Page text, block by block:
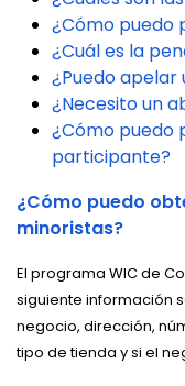
¿Cómo puedo
¿Cuál es la
¿Puedo apelar
¿Necesito un
¿Cómo puedo
participante?
¿Cómo puedo
minoristas?
El programa WIC de
siguiente información
negocio, dirección,
tipo de tienda y si el